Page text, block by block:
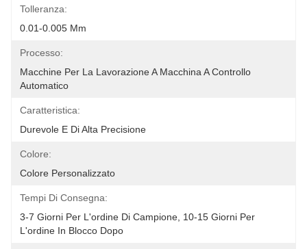
Tolleranza:
0.01-0.005 Mm
Processo:
Macchine Per La Lavorazione A Macchina A Controllo
Automatico
Caratteristica:
Durevole E Di Alta Precisione
Colore:
Colore Personalizzato
Tempi Di Consegna:
3-7 Giorni Per L'ordine Di Campione, 10-15 Giorni Per
L'ordine In Blocco Dopo